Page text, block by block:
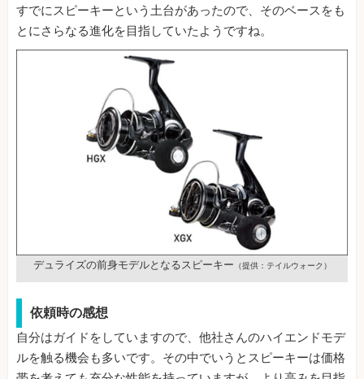
すでにスピーキーという土台があったので、そのベースをも
とにさらなる進化を目指していたようですね。
デュライズの前身モデルとなるスピーキー （提供：テイルウォーク）
依頼時の感想
自分はガイドをしていますので、他社さんのハイエンドモデ
ルを触る機会も多いです。その中でいうとスピーキーは価格